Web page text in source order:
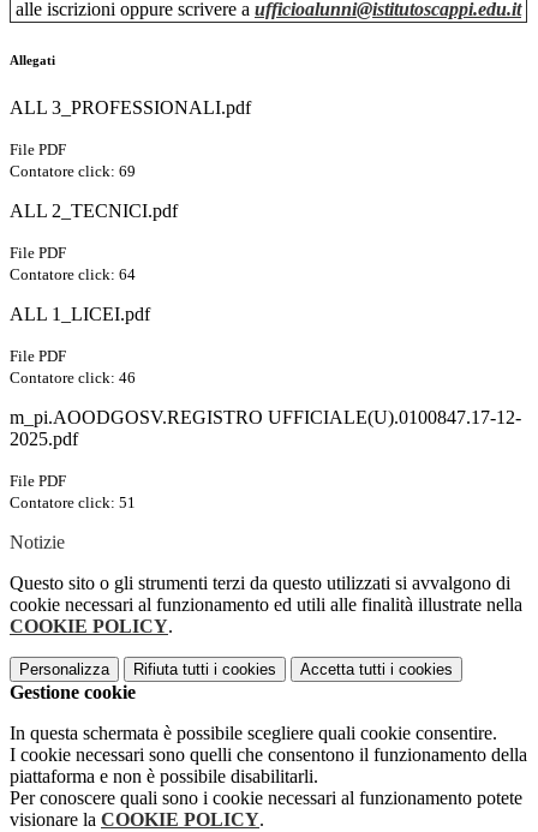
alle iscrizioni oppure scrivere a ufficioalunni@istitutoscappi.edu.it
Allegati
ALL 3_PROFESSIONALI.pdf
File PDF
Contatore click: 69
ALL 2_TECNICI.pdf
File PDF
Contatore click: 64
ALL 1_LICEI.pdf
File PDF
Contatore click: 46
m_pi.AOODGOSV.REGISTRO UFFICIALE(U).0100847.17-12-
2025.pdf
File PDF
Contatore click: 51
Notizie
Questo sito o gli strumenti terzi da questo utilizzati si avvalgono di
cookie necessari al funzionamento ed utili alle finalità illustrate nella
COOKIE POLICY.
Personalizza Rifiuta tutti i cookies Accetta tutti i cookies
Gestione cookie
In questa schermata è possibile scegliere quali cookie consentire.
I cookie necessari sono quelli che consentono il funzionamento della
piattaforma e non è possibile disabilitarli.
Per conoscere quali sono i cookie necessari al funzionamento potete
visionare la COOKIE POLICY.